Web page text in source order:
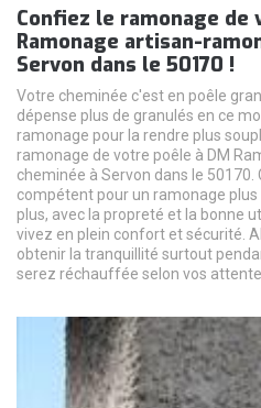
Confiez le ramonage de
Ramonage artisan-
Servon dans le 50170 !
Votre cheminée c'est en poêle
dépense plus de granulés en ce
ramonage pour la rendre plus
ramonage de votre poêle à DM
cheminée à Servon dans le 50170.
compétent pour un ramonage
plus, avec la propreté et la bonne
vivez en plein confort et sécurité.
obtenir la tranquillité surtout
serez réchauffée selon vos